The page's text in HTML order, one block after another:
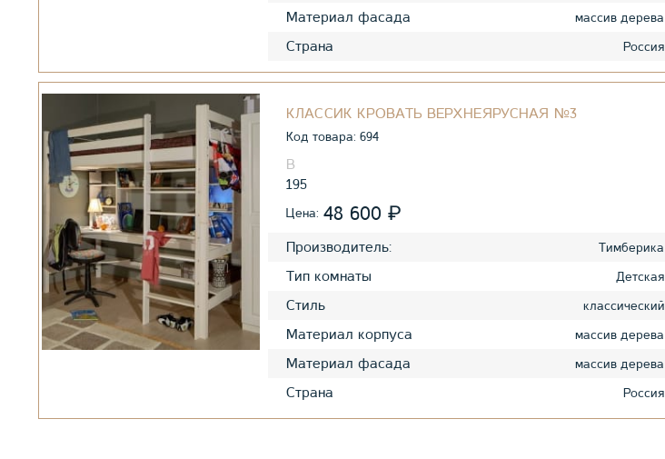
Материал фасада массив дерева
Страна Россия
КЛАССИК КРОВАТЬ ВЕРХНЕЯРУСНАЯ №3
Код товара: 694
195
Цена: 48 600 ₽
Производитель: Тимберика
Тип комнаты Детская
Стиль классический
Материал корпуса массив дерева
Материал фасада массив дерева
Страна Россия